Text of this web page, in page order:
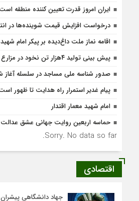
ایران امروز قدرت تعیین کننده منطقه است
درخواست افزایش قیمت شوینده‌ها در
اقامه نماز ملت داغ‌دیده بر پیکر امام شهید
پیش بینی تولید ۴هزار تن نخود در مزارع سلسله
صدور شناسه ملی مساجد در سلسله آغاز
پیام غدیر استمرار راه هدایت تا ظهور
امام شهید معمار اقتدار
حماسه اربعین روایت جهانی عشق عدالت
Sorry. No data so far.
اقتصادی
جهاد دانشگاهی